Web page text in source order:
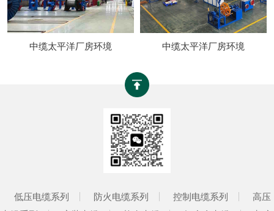
中缆太平洋厂房环境 中缆太平洋厂房环境
低压电缆系列 防火电缆系列 控制电缆系列
高压